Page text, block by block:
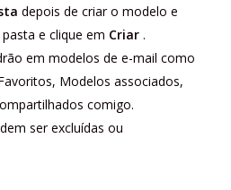
depois de criar o modelo e
e clique em Criar.
em modelos de e-mail como
Modelos associados,
comigo.
ser excluídas ou